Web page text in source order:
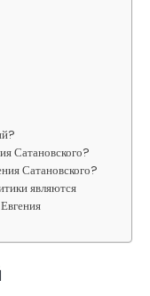
Сатановского?
Сатановского?
являются